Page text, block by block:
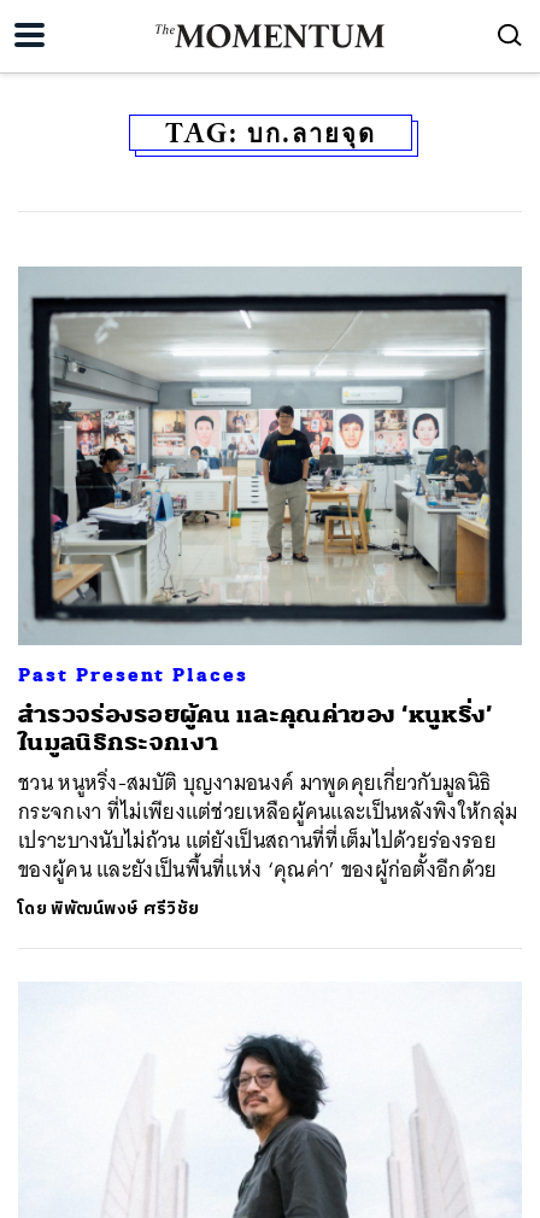
TAG: บก.ลายจุด
Past Present Places
สำรวจร่องรอยผู้คน และคุณค่าของ ‘หนูหริ่ง’
ในมูลนิธิกระจกเงา
ชวน หนูหริ่ง-สมบัติ บุญงามอนงค์ มาพูดคุยเกี่ยวกับมูลนิธิ
กระจกเงา ที่ไม่เพียงแต่ช่วยเหลือผู้คนและเป็นหลังพิงให้กลุ่ม
เปราะบางนับไม่ถ้วน แต่ยังเป็นสถานที่ที่เต็มไปด้วยร่องรอย
ของผู้คน และยังเป็นพื้นที่แห่ง ‘คุณค่า’ ของผู้ก่อตั้งอีกด้วย
โดยพิพัฒน์พงษ์ ศรีวิชัย